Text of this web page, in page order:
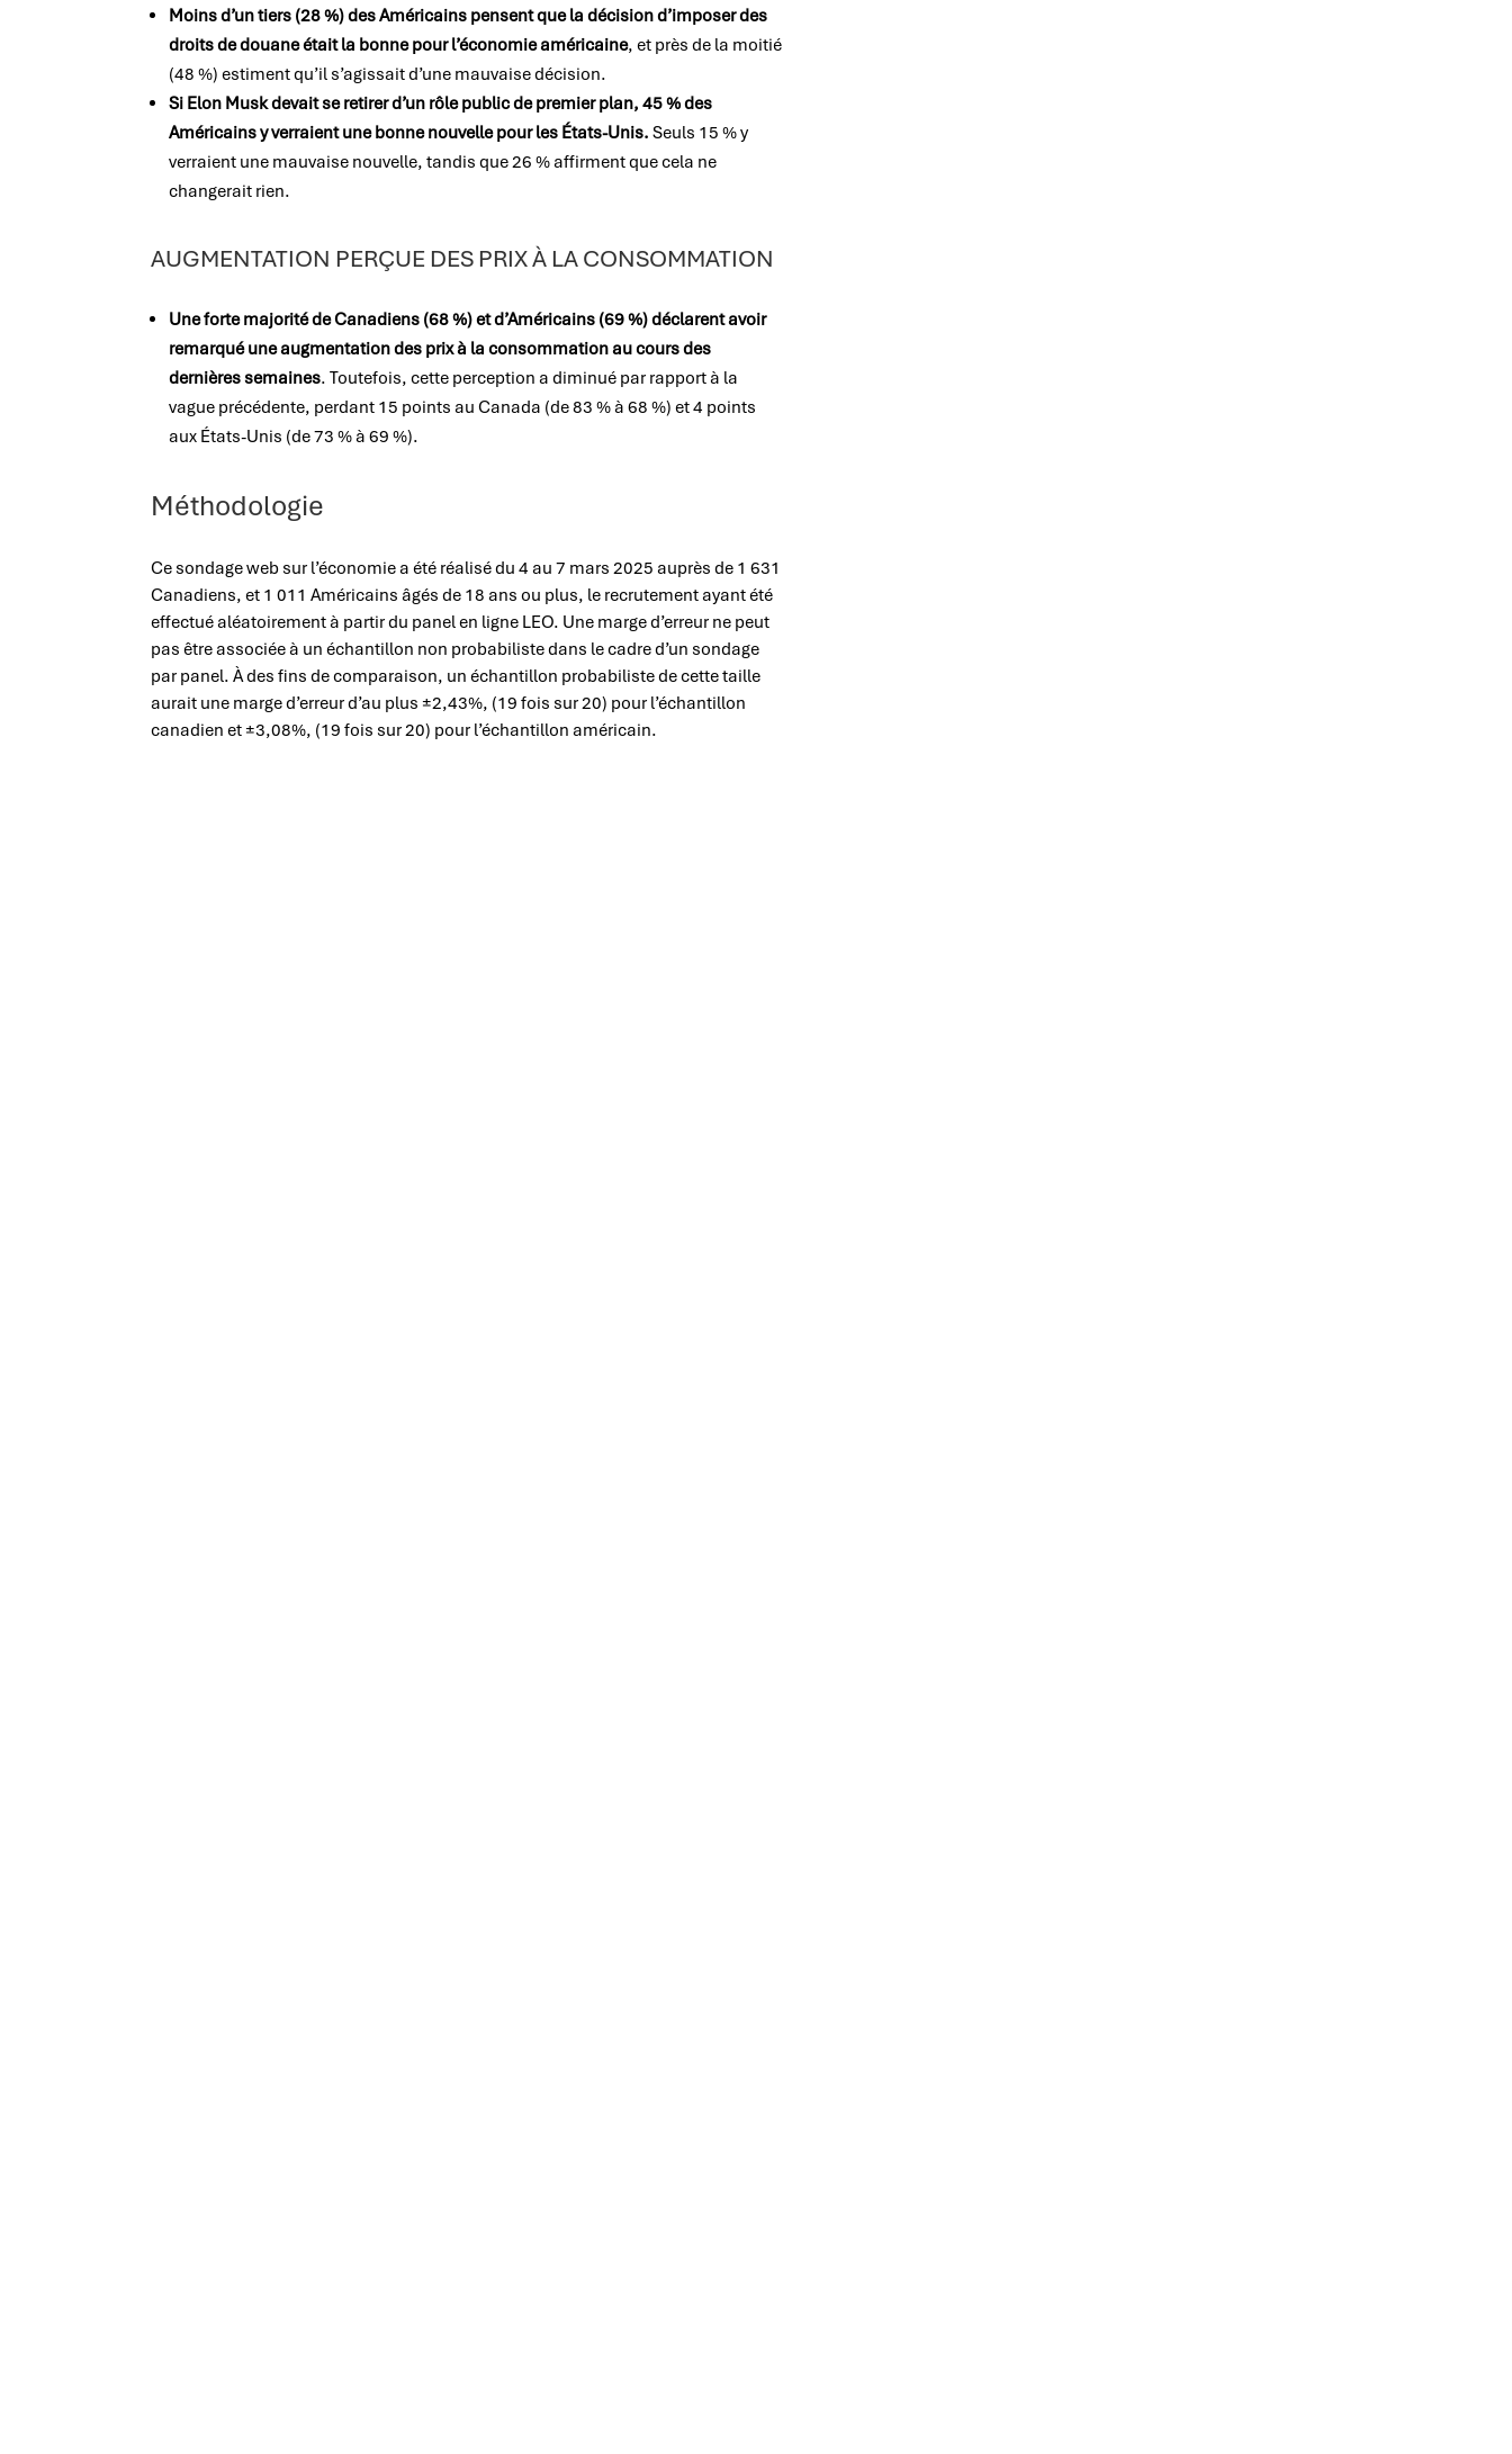
Moins d’un tiers (28 %) des Américains pensent que la décision d’imposer des
droits de douane était la bonne pour l’économie américaine, et près de la moitié
(48 %) estiment qu’il s’agissait d’une mauvaise décision.
Si Elon Musk devait se retirer d’un rôle public de premier plan, 45 % des
Américains y verraient une bonne nouvelle pour les États-Unis.Seuls 15 % y
verraient une mauvaise nouvelle, tandis que 26 % affirment que cela ne
changerait rien.
AUGMENTATION PERÇUE DES PRIX À LA CONSOMMATION
Une forte majorité de Canadiens (68 %) et d’Américains (69 %) déclarent avoir
remarqué une augmentation des prix à la consommation au cours des
dernières semaines. Toutefois, cette perception a diminué par rapport à la
vague précédente, perdant 15 points au Canada (de 83 % à 68 %) et 4 points
aux États-Unis (de 73 % à 69 %).
Méthodologie
Ce sondage web sur l’économie a été réalisé du 4 au 7 mars 2025 auprès de 1 631
Canadiens, et 1 011 Américains âgés de 18 ans ou plus, le recrutement ayant été
effectué aléatoirement à partir du panel en ligne LEO. Une marge d’erreur ne peut
pas être associée à un échantillon non probabiliste dans le cadre d’un sondage
par panel. À des fins de comparaison, un échantillon probabiliste de cette taille
aurait une marge d’erreur d’au plus ±2,43%, (19 fois sur 20) pour l’échantillon
canadien et ±3,08%, (19 fois sur 20) pour l’échantillon américain.